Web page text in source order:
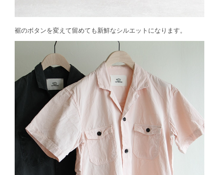
裾のボタンを変えて留めても新鮮なシルエットになります。